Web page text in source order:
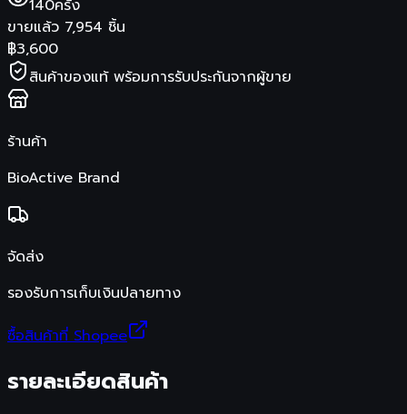
140ครั้ง
ขายแล้ว 7,954 ชิ้น
฿3,600
สินค้าของแท้ พร้อมการรับประกันจากผู้ขาย
ร้านค้า
BioActive Brand
จัดส่ง
รองรับการเก็บเงินปลายทาง
ซื้อสินค้าที่ Shopee
รายละเอียดสินค้า